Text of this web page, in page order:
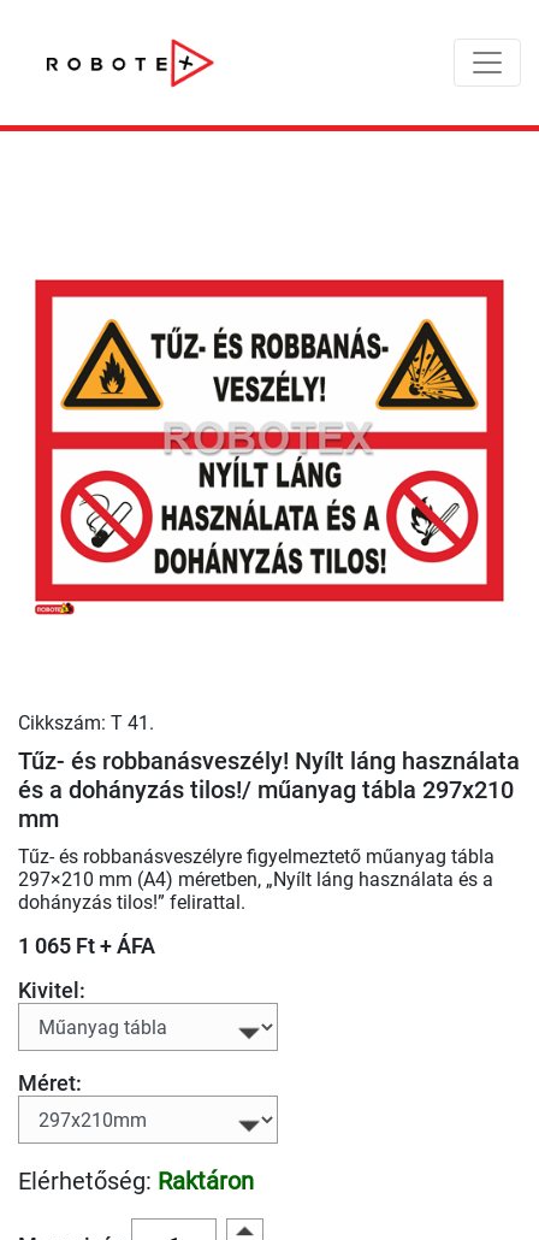
Cikkszám: T 41.
Tűz- és robbanásveszély! Nyílt láng használata
és a dohányzás tilos!/ műanyag tábla 297x210
mm
Tűz- és robbanásveszélyre figyelmeztető műanyag tábla
297×210 mm (A4) méretben, „Nyílt láng használata és a
dohányzás tilos!” felirattal.
1 065 Ft + ÁFA
Kivitel:
Méret:
Elérhetőség: Raktáron